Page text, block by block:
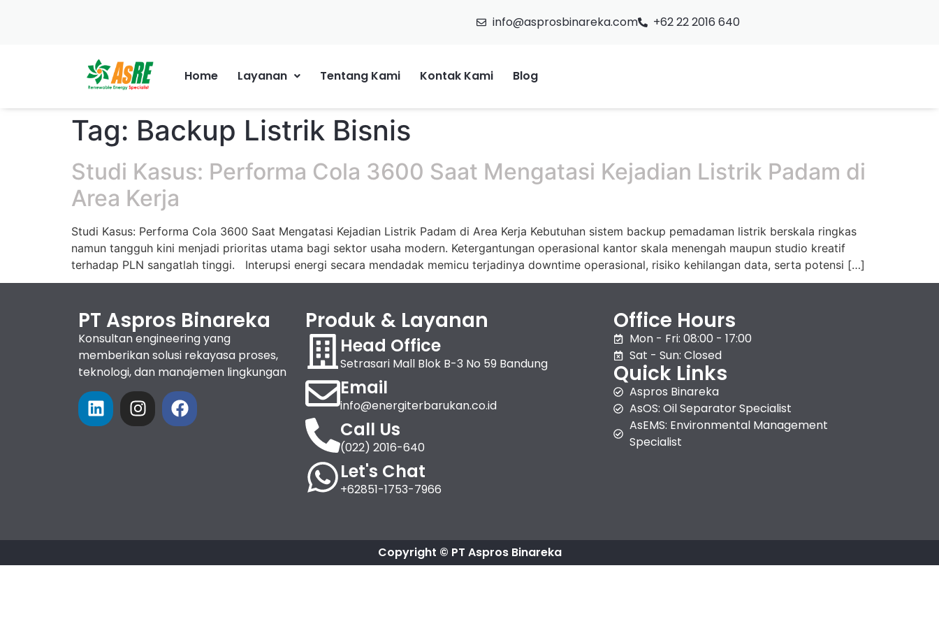
info@asprosbinareka.com +62 22 2016 640
Home Layanan Tentang Kami Kontak Kami Blog
Tag: Backup Listrik Bisnis
Studi Kasus: Performa Cola 3600 Saat Mengatasi Kejadian Listrik Padam di
Area Kerja
Studi Kasus: Performa Cola 3600 Saat Mengatasi Kejadian Listrik Padam di Area Kerja Kebutuhan sistem backup pemadaman listrik berskala ringkas
namun tangguh kini menjadi prioritas utama bagi sektor usaha modern. Ketergantungan operasional kantor skala menengah maupun studio kreatif
terhadap PLN sangatlah tinggi. Interupsi energi secara mendadak memicu terjadinya downtime operasional, risiko kehilangan data, serta potensi […]
PT Aspros Binareka
Konsultan engineering yang
memberikan solusi rekayasa proses,
teknologi, dan manajemen lingkungan
Produk & Layanan
Head Office
Setrasari Mall Blok B-3 No 59 Bandung
Email
info@energiterbarukan.co.id
Call Us
(022) 2016-640
Let's Chat
+62851-1753-7966
Office Hours
Mon - Fri: 08:00 - 17:00
Sat - Sun: Closed
Quick Links
Aspros Binareka
AsOS: Oil Separator Specialist
AsEMS: Environmental Management
Specialist
Copyright © PT Aspros Binareka